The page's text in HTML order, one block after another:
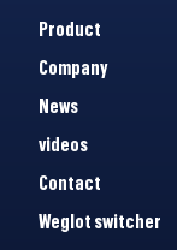
Product
Company
News
videos
Contact
Weglot switcher